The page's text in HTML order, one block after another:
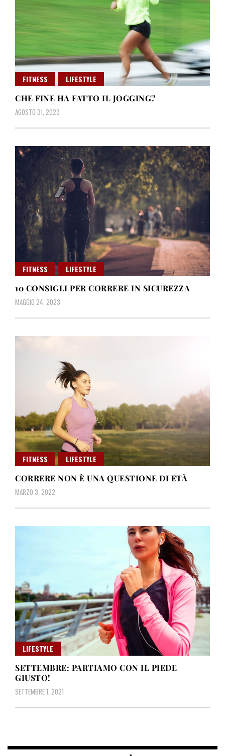
FITNESS
LIFESTYLE
CHE FINE HA FATTO IL JOGGING?
AGOSTO 31, 2023
FITNESS
LIFESTYLE
10 CONSIGLI PER CORRERE IN SICUREZZA
MAGGIO 24, 2023
FITNESS
LIFESTYLE
CORRERE NON È UNA QUESTIONE DI ETÀ
MARZO 3, 2022
LIFESTYLE
SETTEMBRE: PARTIAMO CON IL PIEDE
GIUSTO!
SETTEMBRE 1, 2021